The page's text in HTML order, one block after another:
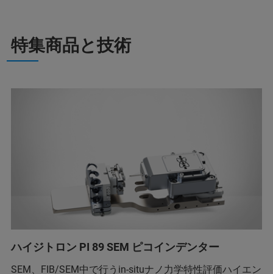
特集商品と技術
ハイジトロン PI 89 SEM ピコインデンター
SEM、FIB/SEM中で行うin-situナノ力学特性評価ハイエン